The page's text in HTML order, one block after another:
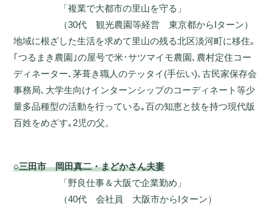
「複業で大都市の里山を守る」
（30代 観光農園等経営 東京都からIターン）
地域に根ざした生活を求めて里山の残る北区淡河町に移住｡
｢つるまき農園｣の屋号で米･サツマイモ農園､農村定住コー
ディネーター､茅葺き職人のテッタイ(手伝い)､古民家保存会
事務局､大学生向けインターンシップのコーディネート等少
量多品種型の活動を行っている｡百の知恵と技を持つ現代版
百姓をめざす｡2児の父。
○三田市 岡田真二・まどかさん夫妻
「野良仕事＆大阪で企業勤め」
（40代 会社員 大阪市からIターン）